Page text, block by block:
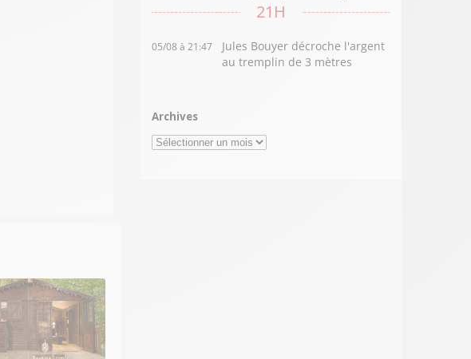
21H
05/08 à 21:47
Jules Bouyer décroche l'argent
au tremplin de 3 mètres
Archives
Archives